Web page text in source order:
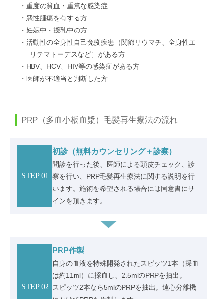
・重度の貧血・重篤な感染症
・悪性腫瘍を有する方
・妊娠中・授乳中の方
・活動性の全身性自己免疫疾患（関節リウマチ、全身性エ
リテマトーデスなど）がある方
・HBV、HCV、HIV等の感染症がある方
・医師が不適当と判断した方
PRP（多血小板血漿）毛髪再生療法の流れ
STEP 01
初診（無料カウンセリング＋診察）
問診を行った後、医師による頭皮チェック、診
察を行い、PRP毛髪再生療法に関する説明を行
います。施術を希望される場合には同意書にサ
インを頂きます。
STEP 02
PRP作製
自身の血液を特殊開発されたスピッツ1本（採血
は約11ml）に採血し、2.5mlのPRPを抽出。
スピッツ2本なら5mlのPRPを抽出。遠心分離機